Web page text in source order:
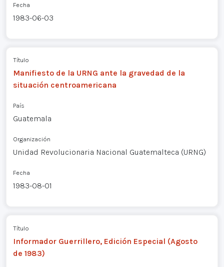
Fecha
1983-06-03
Título
Manifiesto de la URNG ante la gravedad de la
situación centroamericana
País
Guatemala
Organización
Unidad Revolucionaria Nacional Guatemalteca (URNG)
Fecha
1983-08-01
Título
Informador Guerrillero, Edición Especial (Agosto
de 1983)